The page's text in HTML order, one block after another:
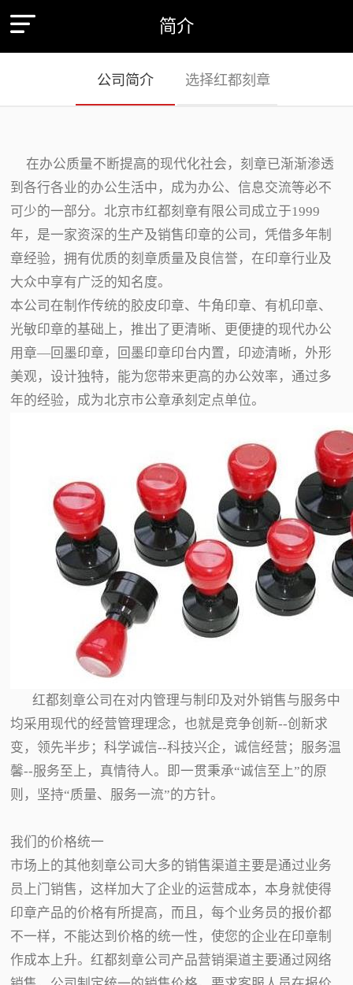
简介
公司简介 选择红都刻章
在办公质量不断提高的现代化社会，刻章已渐渐渗透
到各行各业的办公生活中，成为办公、信息交流等必不
可少的一部分。北京市红都刻章有限公司成立于1999
年，是一家资深的生产及销售印章的公司，凭借多年制
章经验，拥有优质的刻章质量及良信誉，在印章行业及
大众中享有广泛的知名度。
本公司在制作传统的胶皮印章、牛角印章、有机印章、
光敏印章的基础上，推出了更清晰、更便捷的现代办公
用章—回墨印章，回墨印章印台内置，印迹清晰，外形
美观，设计独特，能为您带来更高的办公效率，通过多
年的经验，成为北京市公章承刻定点单位。
红都刻章公司在对内管理与制印及对外销售与服务中
均采用现代的经营管理理念，也就是竞争创新--创新求
变，领先半步；科学诚信--科技兴企，诚信经营；服务温
馨--服务至上，真情待人。即一贯秉承“诚信至上”的原
则，坚持“质量、服务一流”的方针。
我们的价格统一
市场上的其他刻章公司大多的销售渠道主要是通过业务
员上门销售，这样加大了企业的运营成本，本身就使得
印章产品的价格有所提高，而且，每个业务员的报价都
不一样，不能达到价格的统一性，使您的企业在印章制
作成本上升。红都刻章公司产品营销渠道主要通过网络